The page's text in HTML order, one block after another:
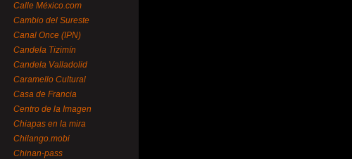
Calle México.com
Cambio del Sureste
Canal Once (IPN)
Candela Tizimín
Candela Valladolid
Caramello Cultural
Casa de Francia
Centro de la Imagen
Chiapas en la mira
Chilango.mobi
Chinan-pass